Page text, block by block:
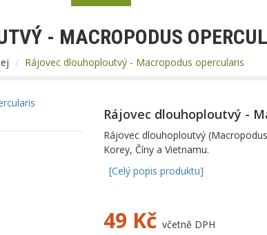
- MACROPODUS
Rájovec dlouhoploutvý - Macropodus opercularis
Rájovec dlouhoploutvý -
Rájovec dlouhoploutvý
Korey, Číny a Vietnamu.
[Celý popis produktu]
49 Kč včetně DPH